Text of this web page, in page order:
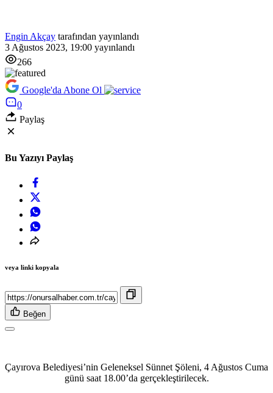
Engin Akçay tarafından yayınlandı
3 Ağustos 2023, 19:00 yayınlandı
266
Google'da Abone Ol
0
Paylaş
Bu Yazıyı Paylaş
veya linki kopyala
Beğen
Çayırova Belediyesi’nin Geleneksel Sünnet Şöleni, 4 Ağustos Cuma
günü saat 18.00’da gerçekleştirilecek.